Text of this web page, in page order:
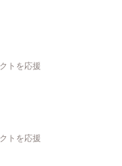
トを応援
トを応援